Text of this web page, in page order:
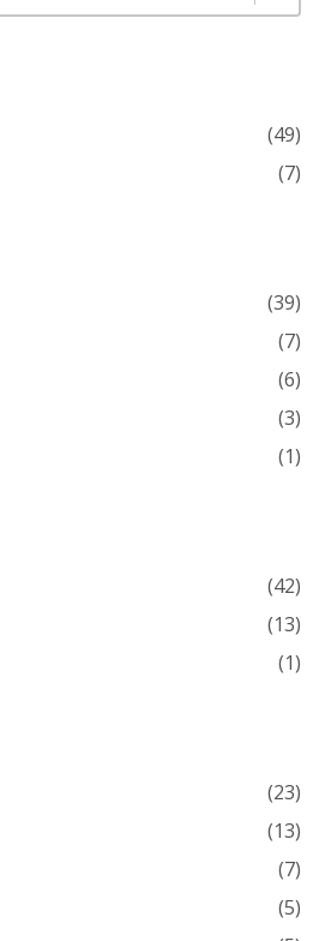
(49)
(7)
(39)
(7)
(6)
(3)
(1)
(42)
(13)
(1)
(23)
(13)
(7)
(5)